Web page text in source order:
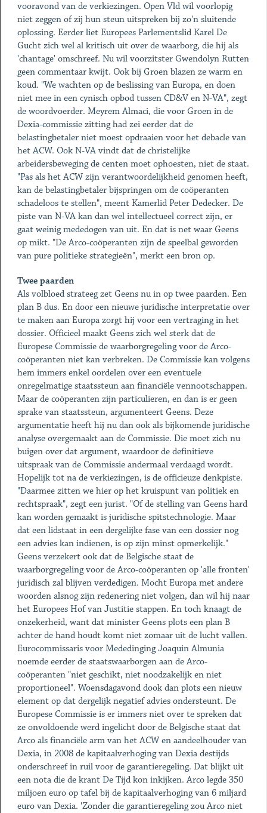
vooravond van de verkiezingen. Open Vld wil voorlopig
niet zeggen of zij hun steun uitspreken bij zo'n sluitende
oplossing. Eerder liet Europees Parlementslid Karel De
Gucht zich wel al kritisch uit over de waarborg, die hij als
'chantage' omschreef. Nu wil voorzitster Gwendolyn Rutten
geen commentaar kwijt. Ook bij Groen blazen ze warm en
koud. "We wachten op de beslissing van Europa, en doen
niet mee in een cynisch opbod tussen CD&V en N-VA", zegt
de woordvoerder. Meyrem Almaci, die voor Groen in de
Dexia-commissie zitting had zei eerder dat de
belastingbetaler niet moest opdraaien voor het debacle van
het ACW. Ook N-VA vindt dat de christelijke
arbeidersbeweging de centen moet ophoesten, niet de staat.
"Pas als het ACW zijn verantwoordelijkheid genomen heeft,
kan de belastingbetaler bijspringen om de coöperanten
schadeloos te stellen", meent Kamerlid Peter Dedecker. De
piste van N-VA kan dan wel intellectueel correct zijn, er
gaat weinig mededogen van uit. En dat is net waar Geens
op mikt. "De Arco-coöperanten zijn de speelbal geworden
van pure politieke strategieën", merkt een bron op.
Twee paarden
Als volbloed strateeg zet Geens nu in op twee paarden. Een
plan B dus. En door een nieuwe juridische interpretatie over
te maken aan Europa zorgt hij voor een vertraging in het
dossier. Officieel maakt Geens zich wel sterk dat de
Europese Commissie de waarborgregeling voor de Arco-
coöperanten niet kan verbreken. De Commissie kan volgens
hem immers enkel oordelen over een eventuele
onregelmatige staatssteun aan financiële vennootschappen.
Maar de coöperanten zijn particulieren, en dan is er geen
sprake van staatssteun, argumenteert Geens. Deze
argumentatie heeft hij nu dan ook als bijkomende juridische
analyse overgemaakt aan de Commissie. Die moet zich nu
buigen over dat argument, waardoor de definitieve
uitspraak van de Commissie andermaal verdaagd wordt.
Hopelijk tot na de verkiezingen, is de officieuze denkpiste.
"Daarmee zitten we hier op het kruispunt van politiek en
rechtspraak", zegt een jurist. "Of de stelling van Geens hard
kan worden gemaakt is juridische spitstechnologie. Maar
dat een lidstaat in een dergelijke fase van een dossier nog
een advies kan indienen, is op zijn minst opmerkelijk."
Geens verzekert ook dat de Belgische staat de
waarborgregeling voor de Arco-coöperanten op 'alle fronten'
juridisch zal blijven verdedigen. Mocht Europa met andere
woorden alsnog zijn redenering niet volgen, dan wil hij naar
het Europees Hof van Justitie stappen. En toch knaagt de
onzekerheid, want dat minister Geens plots een plan B
achter de hand houdt komt niet zomaar uit de lucht vallen.
Eurocommissaris voor Mededinging Joaquin Almunia
noemde eerder de staatswaarborgen aan de Arco-
coöperanten "niet geschikt, niet noodzakelijk en niet
proportioneel". Woensdagavond dook dan plots een nieuw
element op dat dergelijk negatief advies ondersteunt. De
Europese Commissie is er immers niet over te spreken dat
ze onvoldoende werd ingelicht door de Belgische staat dat
Arco als financiële arm van het ACW en aandeelhouder van
Dexia, in 2008 de kapitaalverhoging van Dexia destijds
onderschreef in ruil voor de garantieregeling. Dat blijkt uit
een nota die de krant De Tijd kon inkijken. Arco legde 350
miljoen euro op tafel bij de kapitaalverhoging van 6 miljard
euro van Dexia. 'Zonder die garantieregeling zou Arco niet